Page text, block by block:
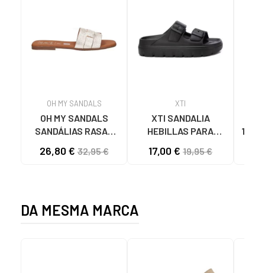
OH MY SANDALS
OH MY SANDALS
SANDÁLIAS RASAS
DOYA CHAMPAN
26,80 €32,95 €
XTI
XTI SANDALIA
HEBILLAS PARA
17,00 € 19,95 €
DA MESMA MARCA